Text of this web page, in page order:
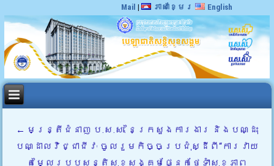
Mail | ភាសាខ្មែរ English
← មន្រ្តីជំនាញ ប.ស.ស. នៃក្រសួងការងារ និងបណ្ដុះ
បណ្ដាលវិជ្ជាជីវៈ ចូលរួមកិច្ចប្រជុំស្ដីពី“ការវាយ
តម្លៃរបបសន្តិសុខសង្គមផ្នែកថែទាំសុខភាព